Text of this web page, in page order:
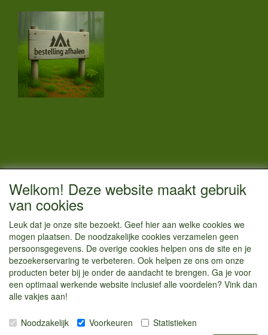
CONTACTGEGEVENS
Vestigingsadres:
Hoofdweg 36
1433 JW Kudelstaart
info@kamperenenzo.nl
Tel : 06 125 82 112
Handelend onder
KvK nummer : 70477329
Welkom! Deze website maakt gebruik
van cookies
Leuk dat je onze site bezoekt. Geef hier aan welke cookies we
mogen plaatsen. De noodzakelijke cookies verzamelen geen
persoonsgegevens. De overige cookies helpen ons de site en je
bezoekerservaring te verbeteren. Ook helpen ze ons om onze
producten beter bij je onder de aandacht te brengen. Ga je voor
een optimaal werkende website inclusief alle voordelen? Vink dan
alle vakjes aan!
Noodzakelijk Voorkeuren
Statistieken